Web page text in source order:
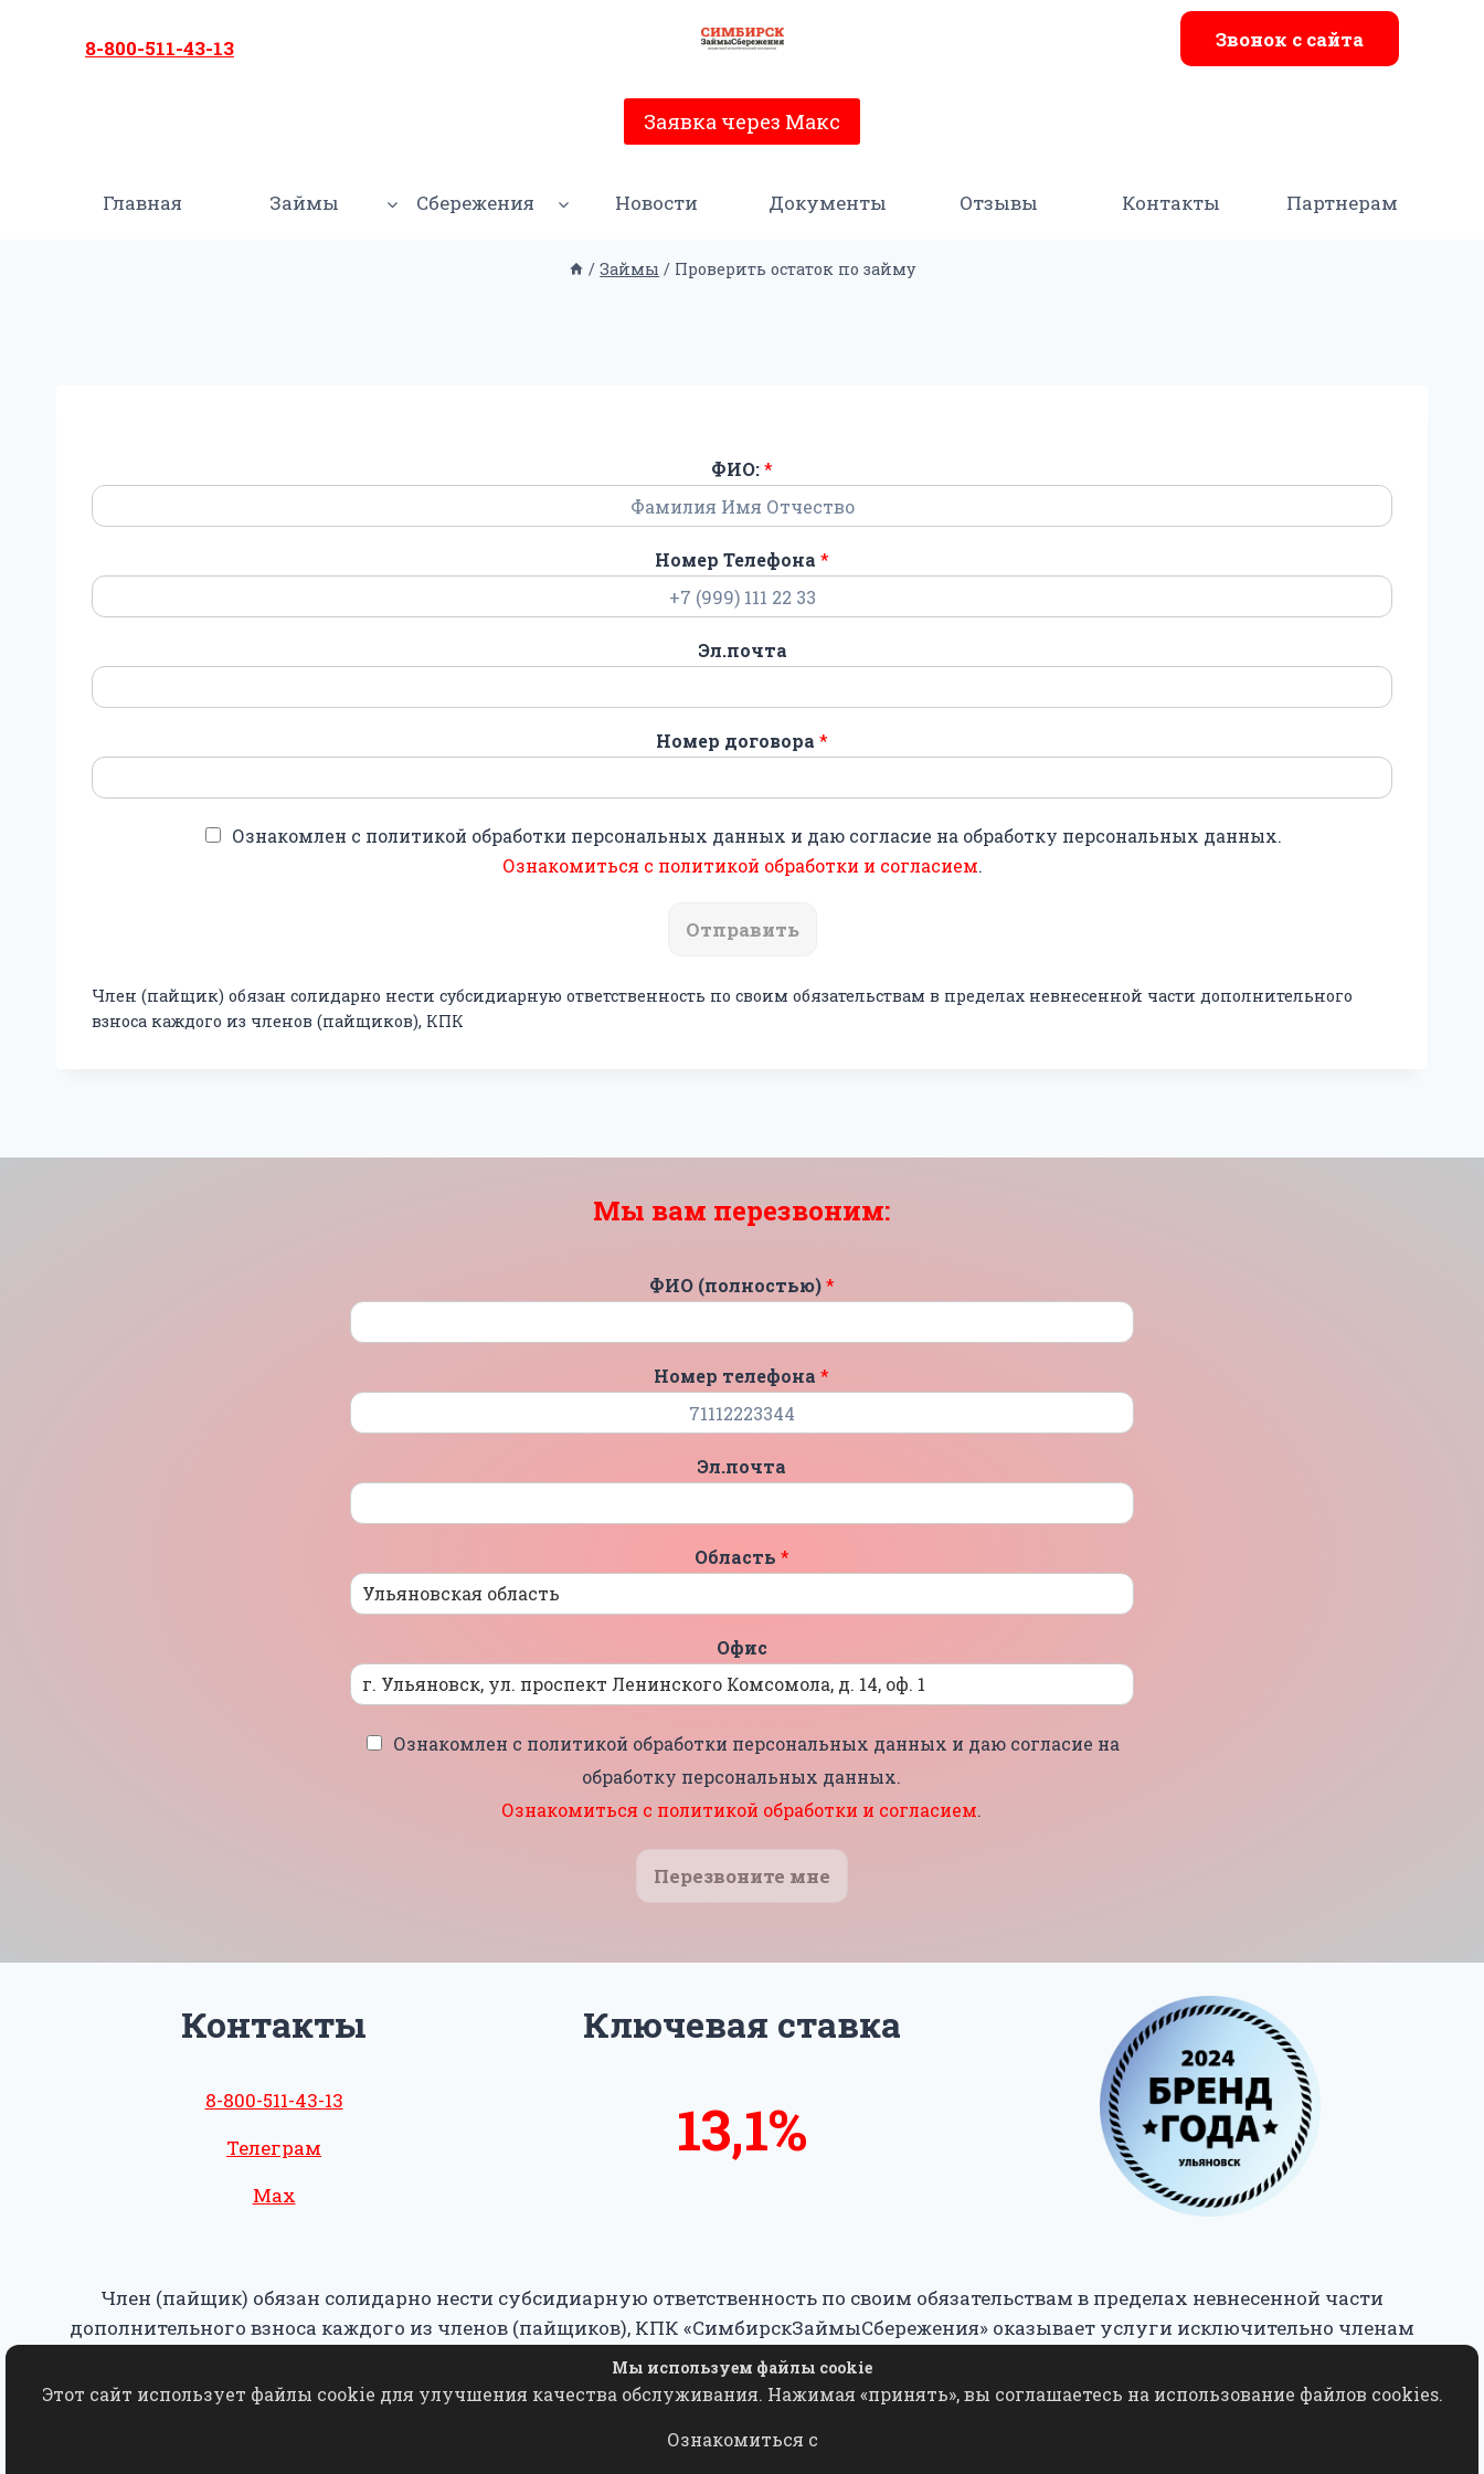
8-800-511-43-13 Звонок с сайта
Заявка через Макс
Главная Займы Сбережения Новости Документы Отзывы Контакты Партнерам
/ Займы / Проверить остаток по займу
ФИО:*
Номер Телефона *
Эл.почта
Номер договора *
Ознакомлен с политикой обработки персональных данных и даю согласие на обработку персональных данных.
Ознакомиться с политикой обработки и согласием.
Отправить
Член (пайщик) обязан солидарно нести субсидиарную ответственность по своим обязательствам в пределах невнесенной части дополнительного
взноса каждого из членов (пайщиков), КПК
Мы вам перезвоним:
ФИО (полностью)*
Номер телефона*
Эл.почта
Область *
Офис
Ознакомлен с политикой обработки персональных данных и даю согласие на
обработку персональных данных.
Ознакомиться с политикой обработки и согласием.
Перезвоните мне
Контакты
8-800-511-43-13
Телеграм
Max
Ключевая ставка
14%13,6%
Член (пайщик) обязан солидарно нести субсидиарную ответственность по своим обязательствам в пределах невнесенной части
дополнительного взноса каждого из членов (пайщиков), КПК «СимбирскЗаймыСбережения» оказывает услуги исключительно членам
(пайщикам) кооператива.
письменного согласия КПК "СимбирскЗаймыСбережения"
Мы используем файлы cookie
Этот сайт использует файлы cookie для улучшения качества обслуживания. Нажимая «принять», вы соглашаетесь на использование файлов cookies.
Ознакомиться с